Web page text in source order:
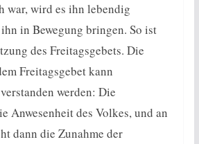
war, wird es ihn lebendig
in Bewegung bringen. So ist
des Freitagsgebets. Die
Freitagsgebet kann
werden: Die
Anwesenheit des Volkes, und an
dann die Zunahme der